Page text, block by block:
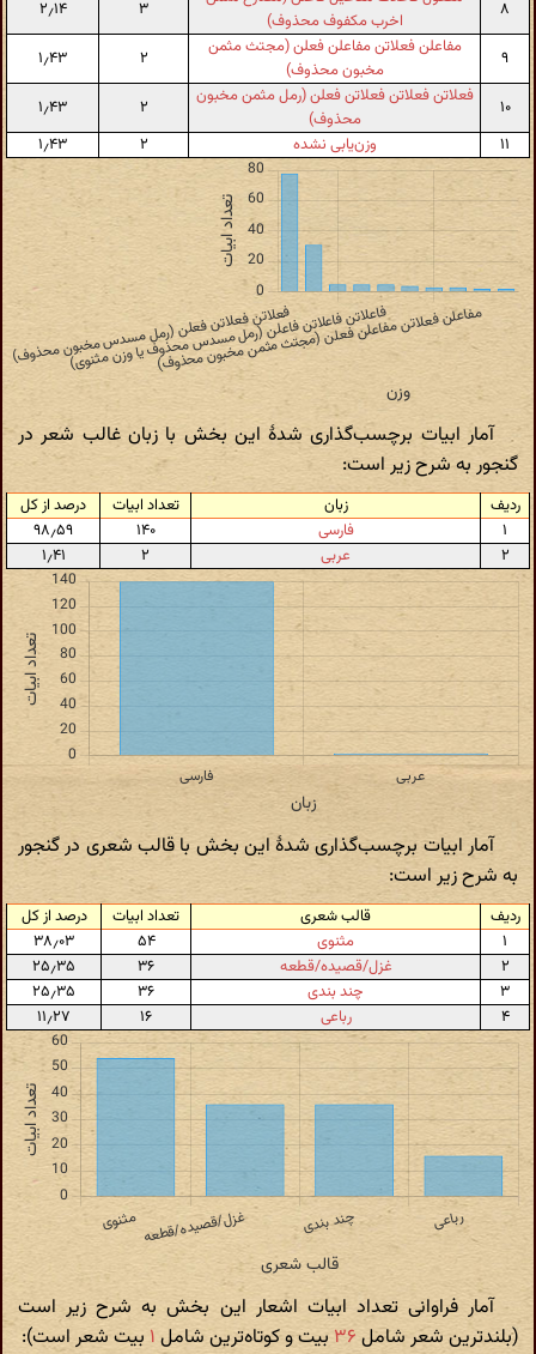
۸
اخرب مکفوف محذوف)
۳ ۲٫۱۴
۹
مفاعلن فعلاتن مفاعلن فعلن (مجتث مثمن
مخبون محذوف)
۲ ۱٫۴۳
۱۰
فعلاتن فعلاتن فعلاتن فعلن (رمل مثمن مخبون
محذوف)
۲
۱٫۴۳
۱۱
وزن‌یابی نشده ۲ ۱٫۴۳
آمار ابیات برچسب‌گذاری شدهٔ این بخش با زبان غالب شعر در
گنجور به شرح زیر است:
ردیف زبان تعداد ابیات
درصد از کل
۱
فارسی ۱۴۰
۹۸٫۵۹
۲
عربی ۲ ۱٫۴۱
آمار ابیات برچسب‌گذاری شدهٔ این بخش با قالب شعری در گنجور
به شرح زیر است:
ردیف قالب شعری تعداد ابیات
درصد از کل
۱
مثنوی ۵۴
۳۸٫۰۳
۲
غزل/قصیده/قطعه ۳۶
۲۵٫۳۵
۳
چند بندی ۳۶
۲۵٫۳۵
۴
رباعی ۱۶ ۱۱٫۲۷
آمار فراوانی تعداد ابیات اشعار این بخش به شرح زیر است
(بلندترین شعر شامل ۳۶ بیت و کوتاه‌ترین شامل ۱ بیت شعر است):